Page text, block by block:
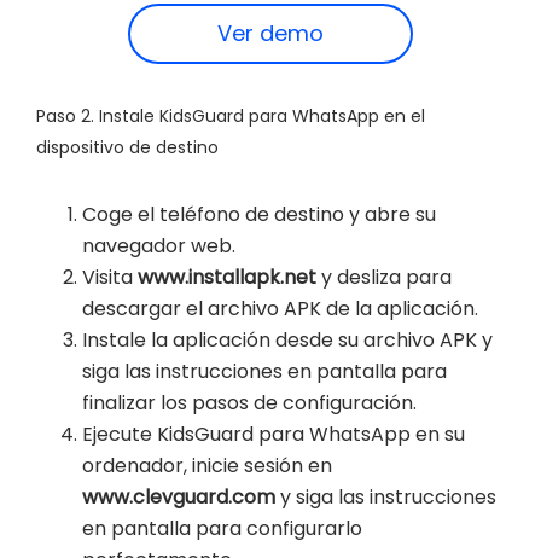
Ver demo
Paso 2. Instale KidsGuard para WhatsApp en el
dispositivo de destino
Coge el teléfono de destino y abre su
navegador web.
Visitawww.installapk.nety desliza para
descargar el archivo APK de la aplicación.
Instale la aplicación desde su archivo APK y
siga las instrucciones en pantalla para
finalizar los pasos de configuración.
Ejecute KidsGuard para WhatsApp en su
ordenador, inicie sesión en
www.clevguard.comy siga las instrucciones
en pantalla para configurarlo